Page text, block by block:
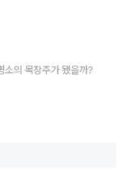
소의 목장주가 됐을까?